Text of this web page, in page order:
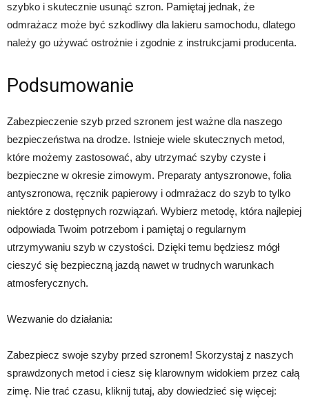
szybko i skutecznie usunąć szron. Pamiętaj jednak, że
odmrażacz może być szkodliwy dla lakieru samochodu, dlatego
należy go używać ostrożnie i zgodnie z instrukcjami producenta.
Podsumowanie
Zabezpieczenie szyb przed szronem jest ważne dla naszego
bezpieczeństwa na drodze. Istnieje wiele skutecznych metod,
które możemy zastosować, aby utrzymać szyby czyste i
bezpieczne w okresie zimowym. Preparaty antyszronowe, folia
antyszronowa, ręcznik papierowy i odmrażacz do szyb to tylko
niektóre z dostępnych rozwiązań. Wybierz metodę, która najlepiej
odpowiada Twoim potrzebom i pamiętaj o regularnym
utrzymywaniu szyb w czystości. Dzięki temu będziesz mógł
cieszyć się bezpieczną jazdą nawet w trudnych warunkach
atmosferycznych.
Wezwanie do działania:
Zabezpiecz swoje szyby przed szronem! Skorzystaj z naszych
sprawdzonych metod i ciesz się klarownym widokiem przez całą
zimę. Nie trać czasu, kliknij tutaj, aby dowiedzieć się więcej: